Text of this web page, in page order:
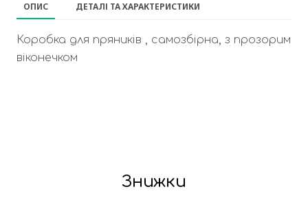
ОПИС ДЕТАЛІ ТА ХАРАКТЕРИСТИКИ
Коробка для пряників , самозбірна, з прозорим
віконечком
Знижки